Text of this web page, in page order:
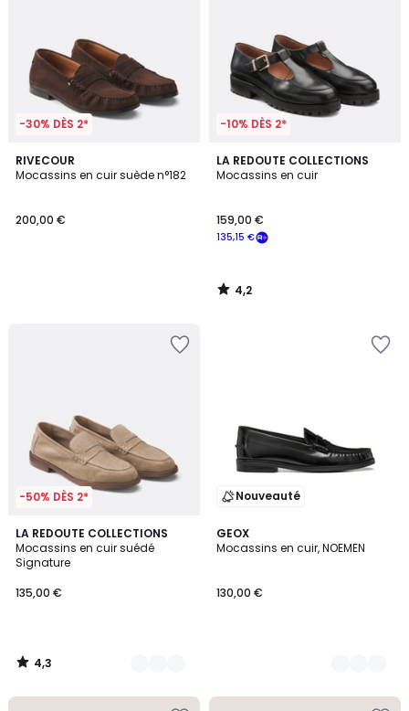
-30% DÈS 2*
RIVECOUR
Mocassins en cuir suède n°182
200,00 €
-10% DÈS 2*
LA REDOUTE COLLECTIONS
Mocassins en cuir
135,15 €
159,00 €
4,2
/ 5
4,2
/
-50% DÈS 2*
LA REDOUTE COLLECTIONS
Mocassins en cuir suédé
Signature
135,00 €
4,3
/ 5
2
Couleurs
4,3
/
Nouveauté
GEOX
Mocassins en cuir, NOEMEN
130,00 €
2
Couleurs